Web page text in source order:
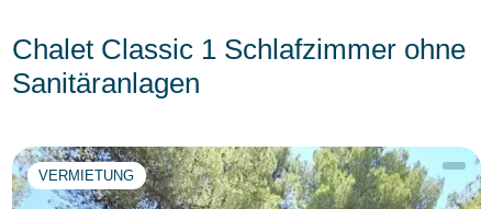
Chalet Classic 1 Schlafzimmer ohne
Sanitäranlagen
VERMIETUNG